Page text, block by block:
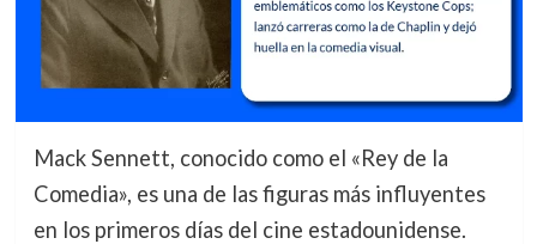
Mack Sennett, conocido como el «Rey de la
Comedia», es una de las figuras más influyentes
en los primeros días del cine estadounidense.